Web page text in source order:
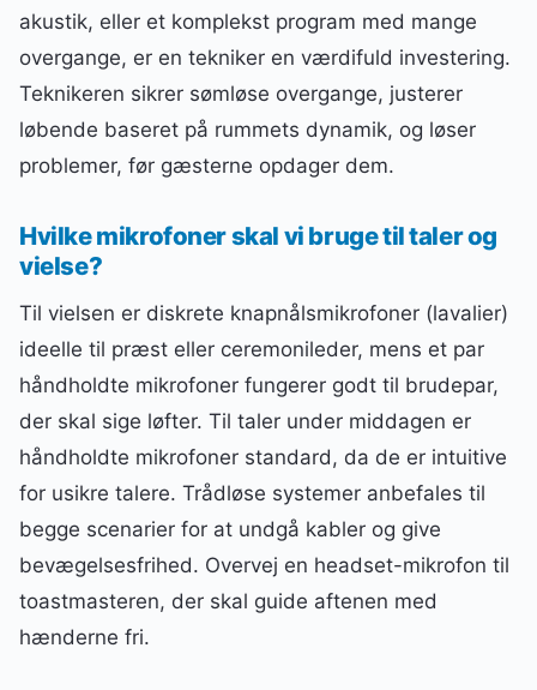
akustik, eller et komplekst program med mange
overgange, er en tekniker en værdifuld investering.
Teknikeren sikrer sømløse overgange, justerer
løbende baseret på rummets dynamik, og løser
problemer, før gæsterne opdager dem.
Hvilke mikrofoner skal vi bruge til taler og
vielse?
Til vielsen er diskrete knapnålsmikrofoner (lavalier)
ideelle til præst eller ceremonileder, mens et par
håndholdte mikrofoner fungerer godt til brudepar,
der skal sige løfter. Til taler under middagen er
håndholdte mikrofoner standard, da de er intuitive
for usikre talere. Trådløse systemer anbefales til
begge scenarier for at undgå kabler og give
bevægelsesfrihed. Overvej en headset-mikrofon til
toastmasteren, der skal guide aftenen med
hænderne fri.